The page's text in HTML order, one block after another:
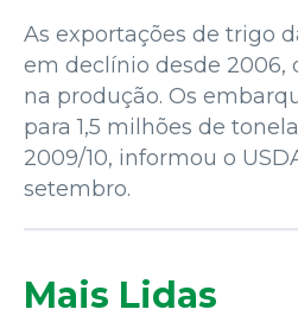
As exportações de trigo
em declínio desde 2006,
na produção. Os
para 1,5 milhões de
2009/10, informou o
setembro.
Mais Lidas